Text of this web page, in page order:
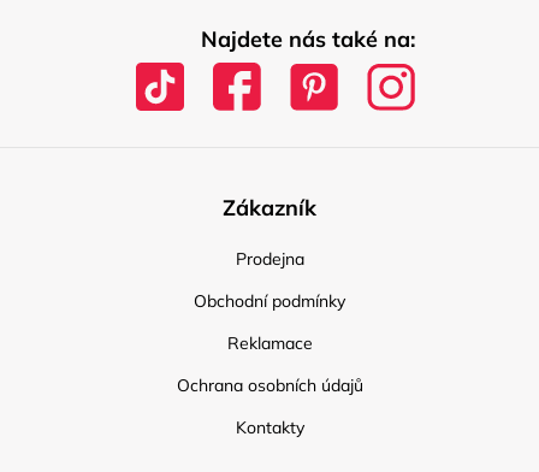
Najdete nás také na:
Zákazník
Prodejna
Obchodní podmínky
Reklamace
Ochrana osobních údajů
Kontakty